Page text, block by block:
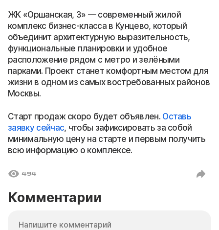
ЖК «Оршанская, 3» — современный жилой
комплекс бизнес-класса в Кунцево, который
объединит архитектурную выразительность,
функциональные планировки и удобное
расположение рядом с метро и зелёными
парками. Проект станет комфортным местом для
жизни в одном из самых востребованных районов
Москвы.
Старт продаж скоро будет объявлен. Оставь
заявку сейчас, чтобы зафиксировать за собой
минимальную цену на старте и первым получить
всю информацию о комплексе.
494
Комментарии